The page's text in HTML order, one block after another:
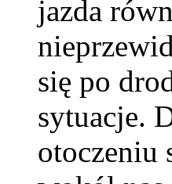
jazda
się po
sytuacje.
otoczeniu